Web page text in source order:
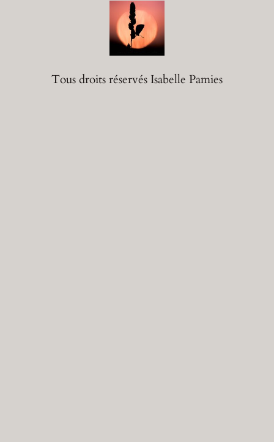
Tous droits réservés Isabelle Pamies